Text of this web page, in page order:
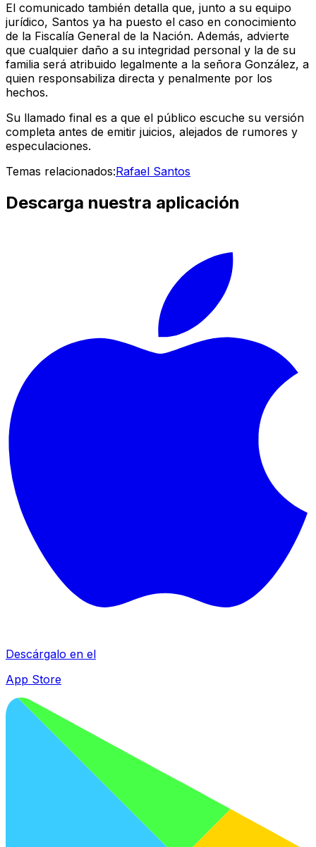
El comunicado también detalla que, junto a su equipo
jurídico, Santos ya ha puesto el caso en conocimiento
de la Fiscalía General de la Nación. Además, advierte
que cualquier daño a su integridad personal y la de su
familia será atribuido legalmente a la señora González, a
quien responsabiliza directa y penalmente por los
hechos.
Su llamado final es a que el público escuche su versión
completa antes de emitir juicios, alejados de rumores y
especulaciones.
Temas relacionados:Rafael Santos
Descarga nuestra aplicación
Descárgalo en el
App Store